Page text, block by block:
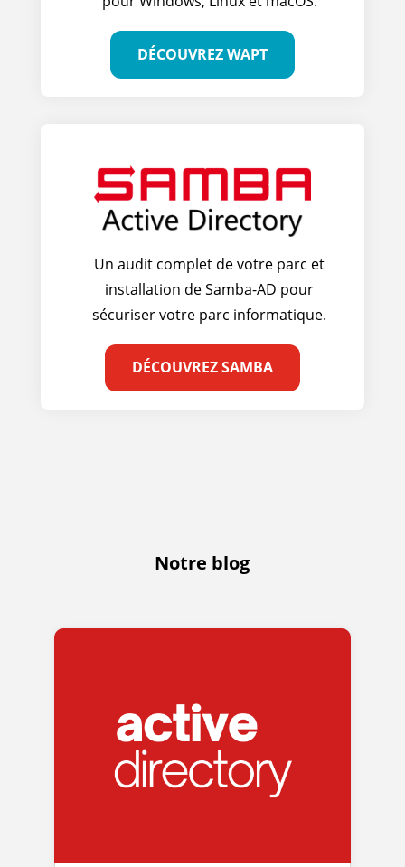
DÉCOUVREZ WAPT
Un audit complet de votre parc et
installation de Samba-AD pour
sécuriser votre parc informatique.
DÉCOUVREZ SAMBA
Notre blog